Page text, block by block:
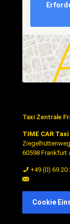
Taxi Zentrale
TIME CAR
60598 Frankfurt
+49 (0) 69 20
Cookie